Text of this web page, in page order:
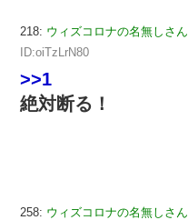
218: ウィズコロナの名無しさん
ID:oiTzLrN80
>>1
絶対断る！
258: ウィズコロナの名無しさん